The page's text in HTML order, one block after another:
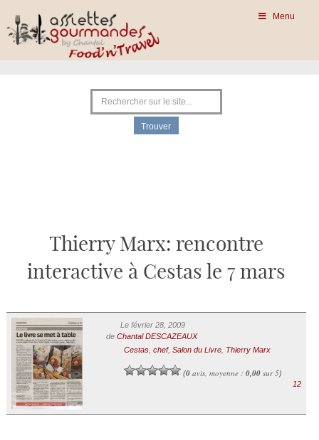
Menu
Thierry Marx: rencontre
interactive à Cestas le 7 mars
Le février 28, 2009
de Chantal DESCAZEAUX
Cestas, chef, Salon du Livre, Thierry Marx
(0avis, moyenne : 0,00sur 5)
12